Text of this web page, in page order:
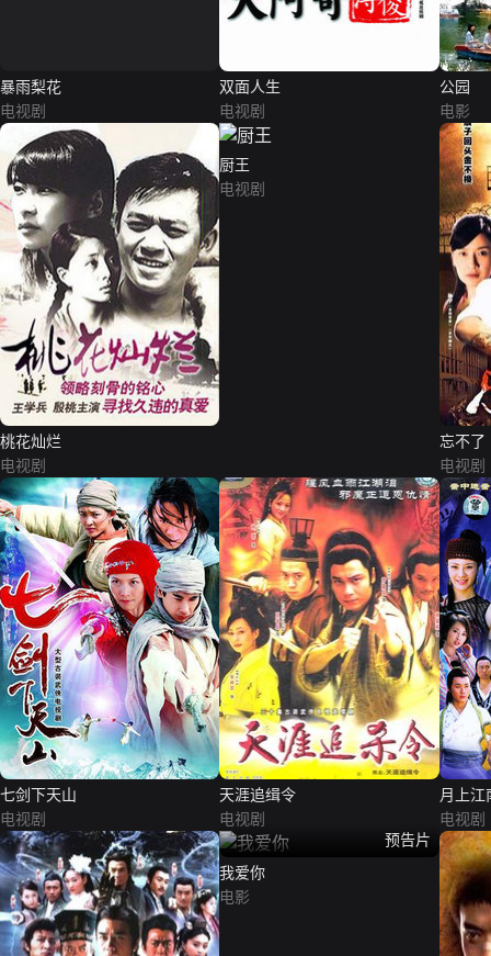
暴雨梨花
电视剧
双面人生
电视剧
公园
电影
桃花灿烂
电视剧
厨王
电视剧
忘不了
电视剧
七剑下天山
电视剧
天涯追缉令
电视剧
月上江
电视剧
预告片
我爱你
电影